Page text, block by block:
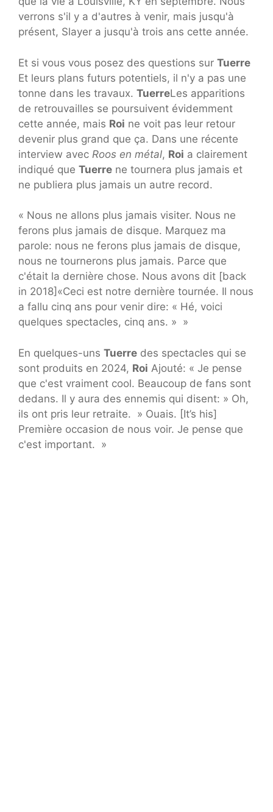
verrons s'il y a d'autres à venir, mais jusqu'à
présent, Slayer a jusqu'à trois ans cette année.
Et si vous vous posez des questions sur Tuerre
Et leurs plans futurs potentiels, il n'y a pas une
tonne dans les travaux. TuerreLes apparitions
de retrouvailles se poursuivent évidemment
cette année, mais Roi ne voit pas leur retour
devenir plus grand que ça. Dans une récente
interview avec Roos en métal, Roi a clairement
indiqué que Tuerre ne tournera plus jamais et
ne publiera plus jamais un autre record.
« Nous ne allons plus jamais visiter. Nous ne
ferons plus jamais de disque. Marquez ma
parole: nous ne ferons plus jamais de disque,
nous ne tournerons plus jamais. Parce que
c'était la dernière chose. Nous avons dit [back
in 2018]«Ceci est notre dernière tournée. Il nous
a fallu cinq ans pour venir dire: « Hé, voici
quelques spectacles, cinq ans. » »
En quelques-uns Tuerre des spectacles qui se
sont produits en 2024, Roi Ajouté: « Je pense
que c'est vraiment cool. Beaucoup de fans sont
dedans. Il y aura des ennemis qui disent: » Oh,
ils ont pris leur retraite. » Ouais. [It’s his]
Première occasion de nous voir. Je pense que
c'est important. »